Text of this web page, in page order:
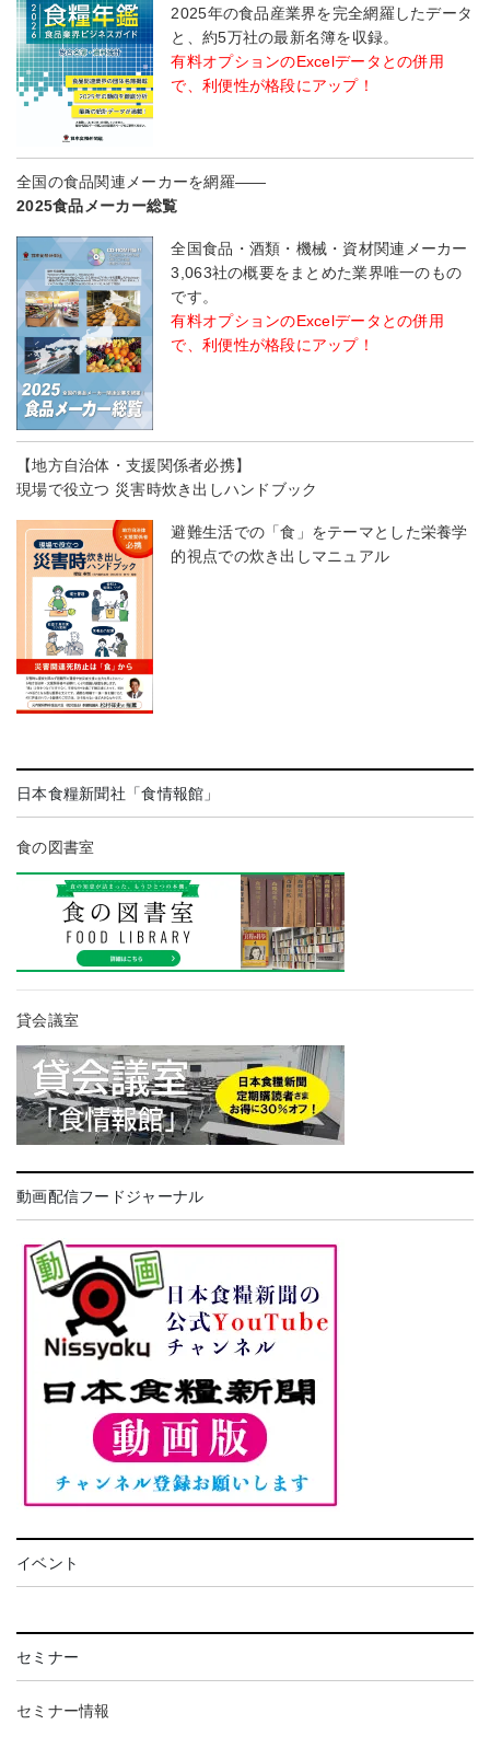
2025年の食品産業界を完全網羅したデータ
と、約5万社の最新名簿を収録。
有料オプションのExcelデータとの併用
で、利便性が格段にアップ！
全国の食品関連メーカーを網羅――
2025食品メーカー総覧
全国食品・酒類・機械・資材関連メーカー
3,063社の概要をまとめた業界唯一のもの
です。
有料オプションのExcelデータとの併用
で、利便性が格段にアップ！
【地方自治体・支援関係者必携】
現場で役立つ 災害時炊き出しハンドブック
避難生活での「食」をテーマとした栄養学
的視点での炊き出しマニュアル
日本食糧新聞社「食情報館」
食の図書室
貸会議室
動画配信フードジャーナル
イベント
セミナー
セミナー情報